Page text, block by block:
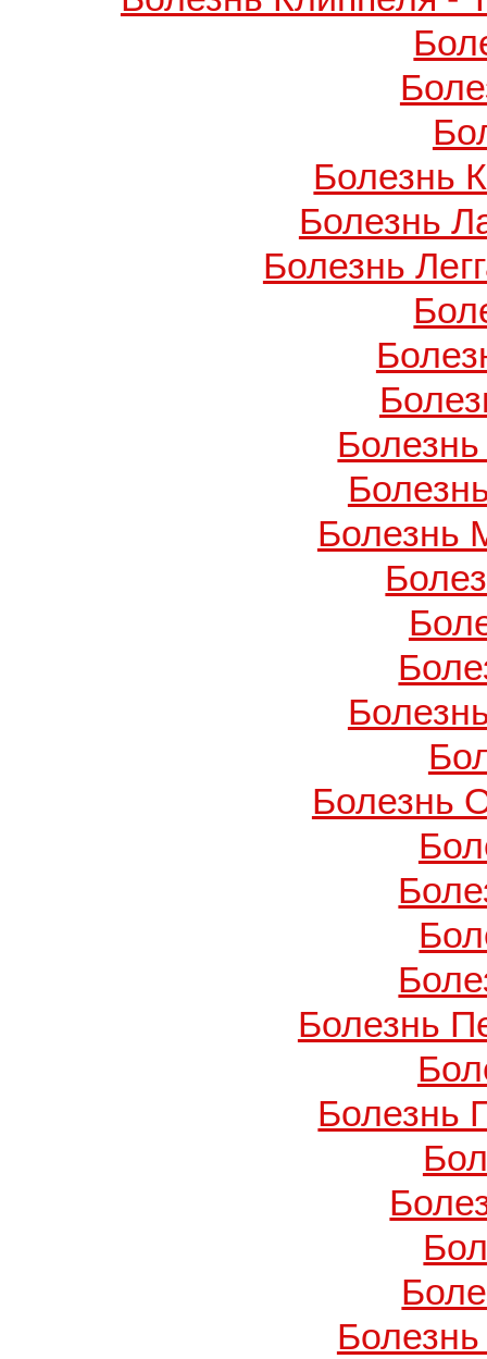
Болезнь
Болезнь
Болезнь
Болезнь
Болезнь
Болезнь
Болезнь